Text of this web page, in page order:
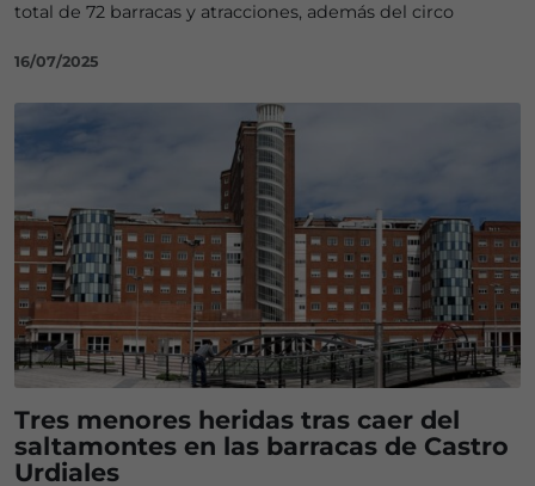
total de 72 barracas y atracciones, además del circo
16/07/2025
Tres menores heridas tras caer del
saltamontes en las barracas de Castro
Urdiales